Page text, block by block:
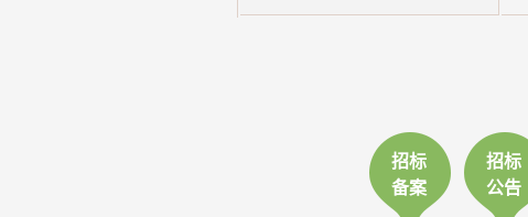
招标
备案
招标
公告